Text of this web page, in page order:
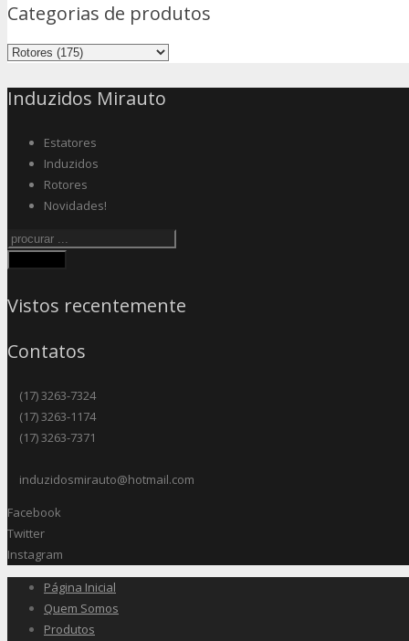
Categorias de produtos
Induzidos Mirauto
Estatores
Induzidos
Rotores
Novidades!
Vistos recentemente
Contatos
(17) 3263-7324
(17) 3263-1174
(17) 3263-7371
induzidosmirauto@hotmail.com
Facebook
Twitter
Instagram
Página Inicial
Quem Somos
Produtos